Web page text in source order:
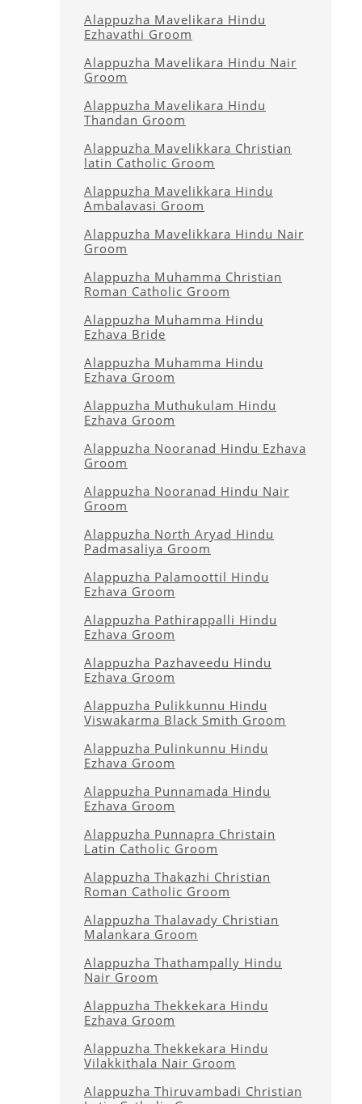
Alappuzha Mavelikara Hindu
Ezhavathi Groom
Alappuzha Mavelikara Hindu Nair
Groom
Alappuzha Mavelikara Hindu
Thandan Groom
Alappuzha Mavelikkara Christian
latin Catholic Groom
Alappuzha Mavelikkara Hindu
Ambalavasi Groom
Alappuzha Mavelikkara Hindu Nair
Groom
Alappuzha Muhamma Christian
Roman Catholic Groom
Alappuzha Muhamma Hindu
Ezhava Bride
Alappuzha Muhamma Hindu
Ezhava Groom
Alappuzha Muthukulam Hindu
Ezhava Groom
Alappuzha Nooranad Hindu Ezhava
Groom
Alappuzha Nooranad Hindu Nair
Groom
Alappuzha North Aryad Hindu
Padmasaliya Groom
Alappuzha Palamoottil Hindu
Ezhava Groom
Alappuzha Pathirappalli Hindu
Ezhava Groom
Alappuzha Pazhaveedu Hindu
Ezhava Groom
Alappuzha Pulikkunnu Hindu
Viswakarma Black Smith Groom
Alappuzha Pulinkunnu Hindu
Ezhava Groom
Alappuzha Punnamada Hindu
Ezhava Groom
Alappuzha Punnapra Christain
Latin Catholic Groom
Alappuzha Thakazhi Christian
Roman Catholic Groom
Alappuzha Thalavady Christian
Malankara Groom
Alappuzha Thathampally Hindu
Nair Groom
Alappuzha Thekkekara Hindu
Ezhava Groom
Alappuzha Thekkekara Hindu
Vilakkithala Nair Groom
Alappuzha Thiruvambadi Christian